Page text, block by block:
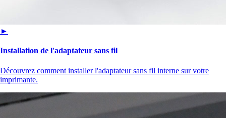
►
Installation de l'adaptateur sans fil
Découvrez comment installer l'adaptateur sans fil interne sur votre
imprimante.